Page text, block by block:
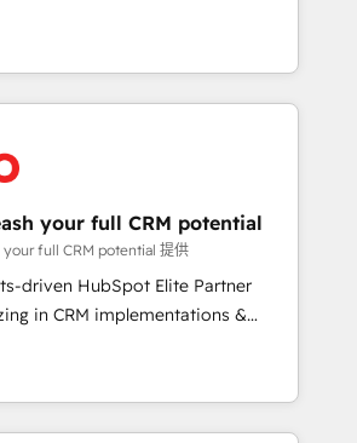
of partnership. Together, we
journey that sets your
our client engagements. "Blue
partner in HubSpot's
reason. Their team brings over a
to the table, along with deep
They are committed to helping
and finding solutions that fit
needs. We are thrilled to have
ecosystem leading the
CEO of
quality of skilled staff has earned
within the HubSpot
your full CRM potential
your full CRM potential 提供
driven HubSpot Elite Partner
in CRM implementations &
Operations, Custom
AI agents and AI-ready Website
the gap between marketing, sales,